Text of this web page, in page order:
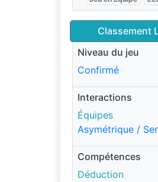
Classement
Niveau du jeu
Confirmé
Interactions
Équipes
Asymétrique /
Compétences
Déduction